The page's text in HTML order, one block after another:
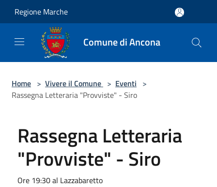
Regione Marche
Comune di Ancona
Home > Vivere il Comune > Eventi >
Rassegna Letteraria "Provviste" - Siro
Rassegna Letteraria
"Provviste" - Siro
Ore 19:30 al Lazzabaretto